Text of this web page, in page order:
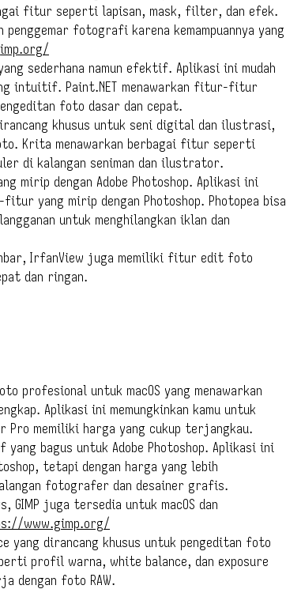
fitur seperti lapisan, mask, filter, dan efek.
fotografi karena kemampuannya yang
sederhana namun efektif. Aplikasi ini mudah
intuitif. Paint.NET menawarkan fitur-fitur
foto dasar dan cepat.
khusus untuk seni digital dan ilustrasi,
Krita menawarkan berbagai fitur seperti
di kalangan seniman dan ilustrator.
mirip dengan Adobe Photoshop. Aplikasi ini
yang mirip dengan Photoshop. Photopea bisa
untuk menghilangkan iklan dan
IrfanView juga memiliki fitur edit foto
dan ringan.
profesional untuk macOS yang menawarkan
Aplikasi ini memungkinkan kamu untuk
memiliki harga yang cukup terjangkau.
bagus untuk Adobe Photoshop. Aplikasi ini
tetapi dengan harga yang lebih
fotografer dan desainer grafis.
GIMP juga tersedia untuk macOS dan
www.gimp.org/
yang dirancang khusus untuk pengeditan foto
profil warna, white balance, dan exposure
dengan foto RAW.